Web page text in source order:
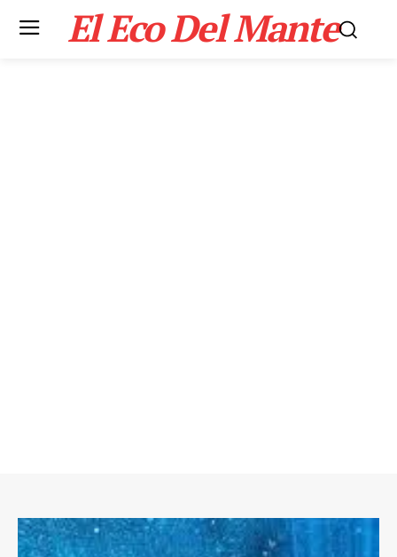
El Eco Del Mante